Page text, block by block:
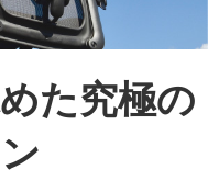
た究極の